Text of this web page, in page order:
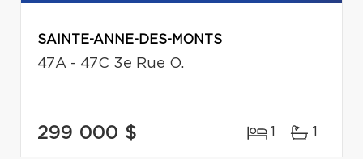
SAINTE-ANNE-DES-MONTS
47A - 47C 3e Rue O.
299 000 $ 1 1